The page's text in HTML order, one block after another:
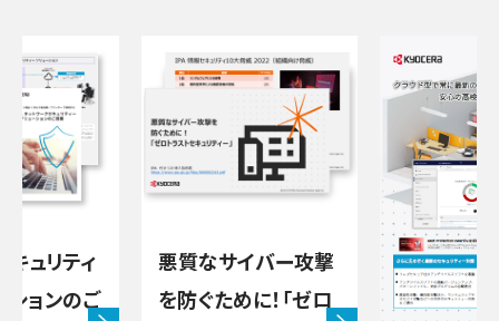
キュリティ
ションのご
悪質なサイバー攻撃
を防ぐために！「ゼロ